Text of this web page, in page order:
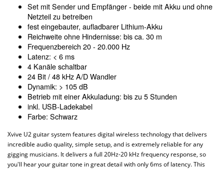
Set mit Sender und Empfänger - beide mit Akku und ohne
Netzteil zu betreiben
fest eingebauter, aufladbarer Lithium-Akku
Reichweite ohne Hindernisse: bis ca. 30 m
Frequenzbereich 20 - 20.000 Hz
Latenz: < 6 ms
4 Kanäle schaltbar
24 Bit / 48 kHz A/D Wandler
Dynamik: > 105 dB
Betrieb mit einer Akkuladung: bis zu 5 Stunden
inkl. USB-Ladekabel
Farbe: Schwarz
Xvive U2 guitar system features digital wireless technology that delivers
incredible audio quality, simple setup, and is extremely reliable for any
gigging musicians. It delivers a full 20Hz-20 kHz frequency response, so
you'll hear your guitar tone in great detail with only 6ms of latency. This